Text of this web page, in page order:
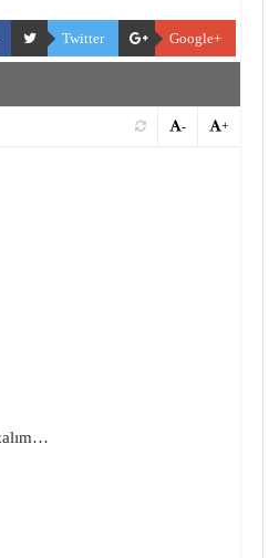
Twitter Google+
+
-